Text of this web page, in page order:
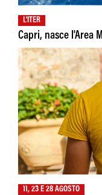
L'ITER
Capri, nasce l'Area
11, 23 E 28 AGOSTO